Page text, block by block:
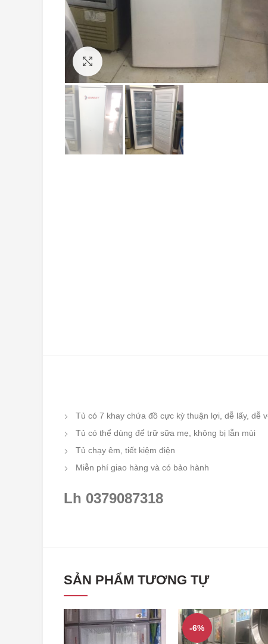
Click to enlarge
Tủ có 7 khay chứa đồ cực kỳ thuận lợi, dễ lấy, dễ
Tủ có thể dùng để trữ sữa mẹ, không bị lẫn mùi
Tủ chạy êm, tiết kiệm điện
Miễn phí giao hàng và có bảo hành
Lh 0379087318
SẢN PHẨM TƯƠNG TỰ
-6%